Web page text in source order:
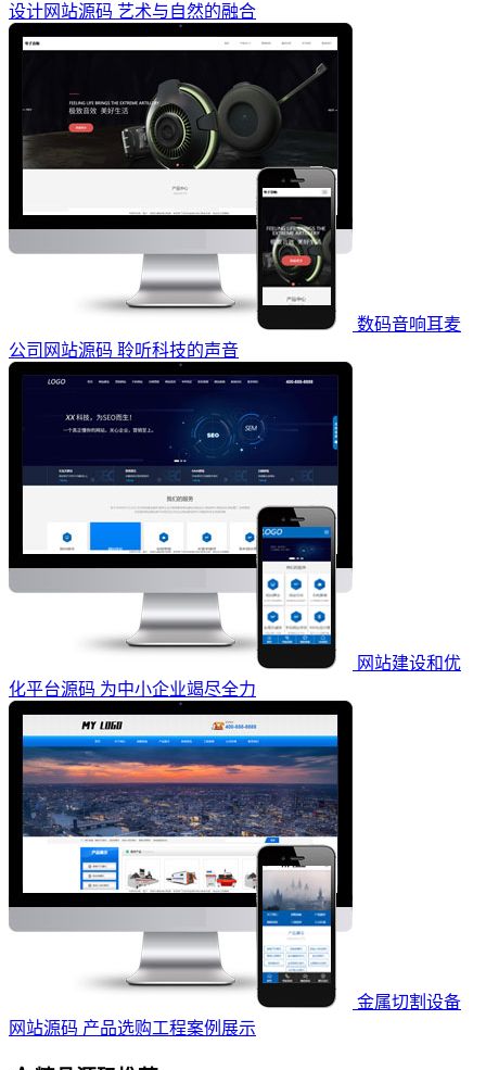
设计网站源码 艺术与自然的融合
数码音响耳麦
公司网站源码 聆听科技的声音
网站建设和优
化平台源码 为中小企业竭尽全力
金属切割设备
网站源码 产品选购工程案例展示